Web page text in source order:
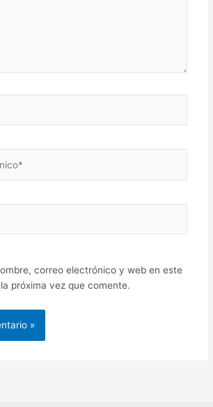
correo electrónico y web en este
próxima vez que comente.